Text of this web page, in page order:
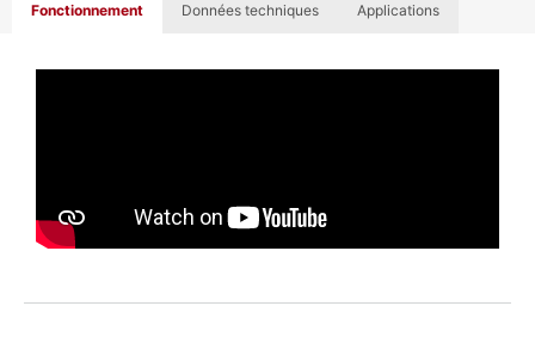
Fonctionnement Données techniques Applications